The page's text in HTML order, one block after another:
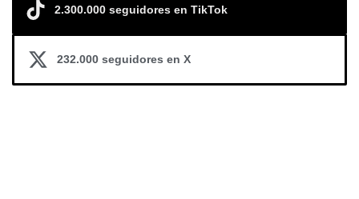
2.300.000 seguidores en TikTok
232.000 seguidores en X